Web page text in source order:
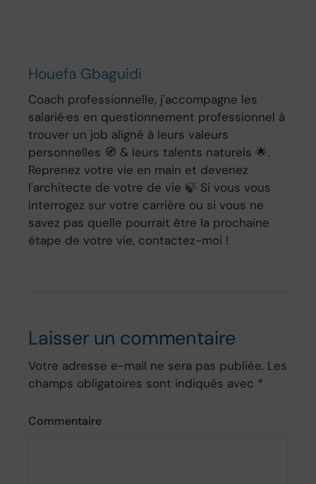
Houefa Gbaguidi
Coach professionnelle, j'accompagne les
salarié·es en questionnement professionnel à
trouver un job aligné à leurs valeurs
personnelles 🧭 & leurs talents naturels 🌟.
Reprenez votre vie en main et devenez
l'architecte de votre de vie 🍃 Si vous vous
interrogez sur votre carrière ou si vous ne
savez pas quelle pourrait être la prochaine
étape de votre vie, contactez-moi !
Laisser un commentaire
Votre adresse e-mail ne sera pas publiée. Les
champs obligatoires sont indiqués avec *
Commentaire